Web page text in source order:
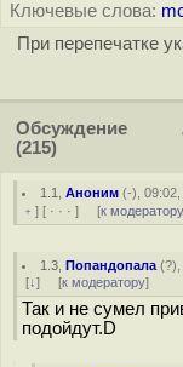
Ключевые слова:
При перепечатке
Обсуждение
(215)
1.1 ,Аноним (-),
﹢ ] [ · · · ] [к модератору
1.3 ,Попандопала (?),
[↓] [к модератору]
Так и не сумел
подойдут.D